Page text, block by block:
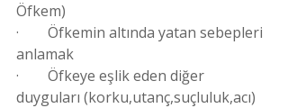
Öfkem)
·        Öfkemin altında yatan sebepleri
anlamak
·        Öfkeye eşlik eden diğer
duyguları (korku,utanç,suçluluk,acı)